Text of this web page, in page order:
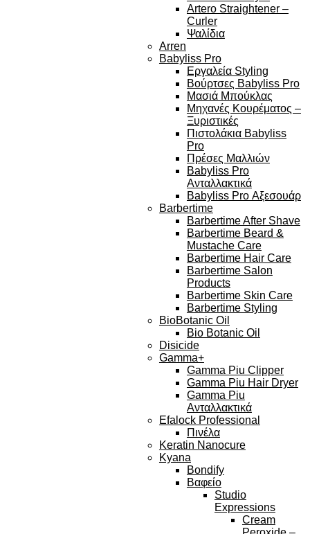
Artero Straightener –
Curler
Ψαλίδια
Arren
Babyliss Pro
Εργαλεία Styling
Βούρτσες Babyliss Pro
Μασιά Μπούκλας
Μηχανές Κουρέματος –
Ξυριστικές
Πιστολάκια Babyliss
Pro
Πρέσες Μαλλιών
Babyliss Pro
Ανταλλακτικά
Babyliss Pro Αξεσουάρ
Barbertime
Barbertime After Shave
Barbertime Beard &
Mustache Care
Barbertime Hair Care
Barbertime Salon
Products
Barbertime Skin Care
Barbertime Styling
BioBotanic Oil
Bio Botanic Oil
Disicide
Gamma+
Gamma Piu Clipper
Gamma Piu Hair Dryer
Gamma Piu
Ανταλλακτικά
Efalock Professional
Πινέλα
Keratin Nanocure
Kyana
Bondify
Βαφείο
Studio
Expressions
Cream